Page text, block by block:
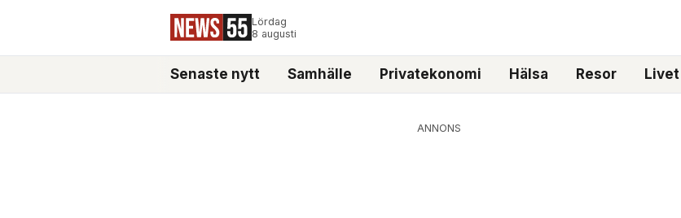
Lördag
8 augusti
Senaste nytt Samhälle Privatekonomi Hälsa Resor Livet
ANNONS